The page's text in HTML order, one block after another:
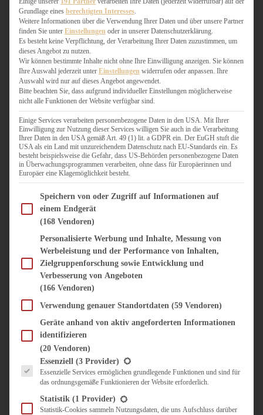
HERZHAFT
BURGER & SANDWICHES
FIX AUF DEM TISCH
FLEISCH & FISCH
GRILLEN / BARBECUE
HERZHAFTES BACKEN
ONE-POT-GERICHTE
PASTA & NUDELGERICHTE
PIZZA, TARTES & QUICHES
REIS & RISOTTO
SALATE & SNACKS
SUPPENKASPEREIEN
VORSPEISEN
SÜSS & HERZHAFT
BROTAUFSTRICH
DIPS, SAUCEN, CHUTNEYS
KÜCHENGESCHENKE
UNTERWEGS
KULINARISCH UNTERWEGS
Grundlage eines berechtigten Interesses
Weitere Informationen über die Verwendung Ihrer Daten und über unsere Partner
finden Sie unter Einstellungen oder in unserer Datenschutzerklärung.
Es besteht keine Verpflichtung, der Verarbeitung Ihrer Daten zuzustimmen, um
dieses Angebot zu nutzen.
Wir können bestimmte Inhalte nicht ohne Ihre Einwilligung anzeigen. Sie können
Ihre Auswahl jederzeit unter Einstellungen widerrufen oder anpassen. Ihre
Auswahl wird nur auf dieses Angebot angewendet.
Bitte beachten Sie, dass aufgrund individueller Einstellungen möglicherweise
nicht alle Funktionen der Website verfügbar sind.
Einige Services verarbeiten personenbezogene Daten in den USA. Mit Ihrer
Einwilligung zur Nutzung dieser Services willigen Sie auch in die Verarbeitung
Ihrer Daten in den USA gemäß Art. 49 (1) lit. a GDPR ein. Der EuGH stuft die
USA als ein Land mit unzureichendem Datenschutz nach EU-Standards ein. Es
besteht beispielsweise die Gefahr, dass US-Behörden personenbezogene Daten
in Überwachungsprogrammen verarbeiten, ohne dass für Europäerinnen und
Europäer eine Klagemöglichkeit besteht.
Im Folgenden finden Sie eine Liste der Zwecke des IAB Transparency and Consent
Speichern von oder Zugriff auf Informationen auf
einem Endgerät
(168 Vendoren)
Personalisierte Werbung und Inhalte, Messung von
Werbeleistung und der Performance von Inhalten,
Zielgruppenforschung sowie Entwicklung und
Verbesserung von Angeboten
(166 Vendoren)
Verwendung genauer Standortdaten (59 Vendoren)
Geräte anhand von aktiv angeforderten Informationen
identifizieren
(20 Vendoren)
Es folgt eine Liste der Service-Gruppen, für die eine Einwilligung erteilt werden
Essenziell (3 Provider)
Essenzielle Services ermöglichen grundlegende Funktionen und sind für
das ordnungsgemäße Funktionieren der Website erforderlich.
Statistik (1 Provider)
Statistik-Cookies sammeln Nutzungsdaten, die uns Aufschluss darüber